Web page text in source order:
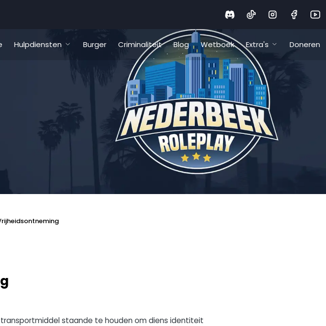
Hulpdiensten Burger Criminaliteit Blog Wetboek Extra's Doneren
staande te houden om diens identiteit